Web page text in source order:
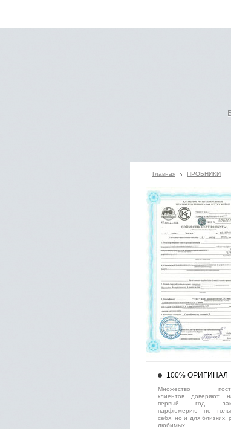
Главная ПРОБНИКИ
100% ОРИГИНАЛ
Множество
клиентов доверяют
первый год,
парфюмерию не
себя, но и для близких,
любимых.